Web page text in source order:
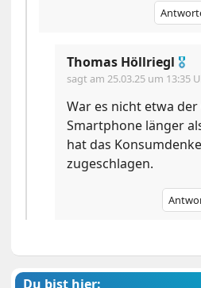
Thomas Höllriegl 🎖
sagt am25.03.25 um 13:35
War es nicht etwa
Smartphone länger
hat das
zugeschlagen.
Du bist hier: